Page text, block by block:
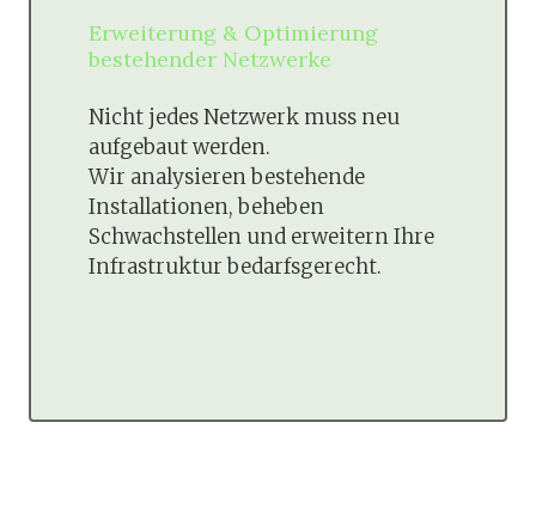
Erweiterung & Optimierung
bestehender Netzwerke
Nicht jedes Netzwerk muss neu
aufgebaut werden.
Wir analysieren bestehende
Installationen, beheben
Schwachstellen und erweitern Ihre
Infrastruktur bedarfsgerecht.